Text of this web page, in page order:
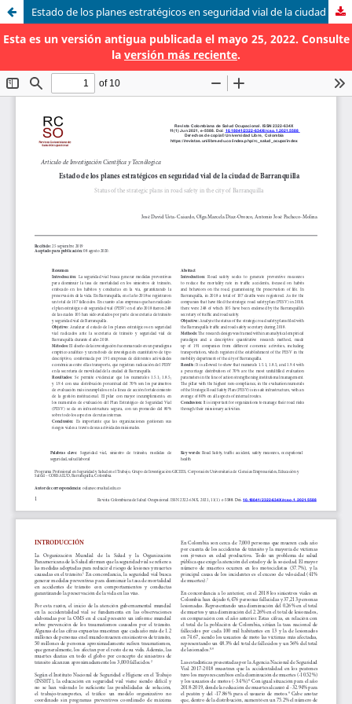
Estado de los planes estratégicos en seguridad vial de la ciudad de Barranquilla
Esta es un versión antigua publicada el mayo 25, 2022. Consulte
la versión más reciente.